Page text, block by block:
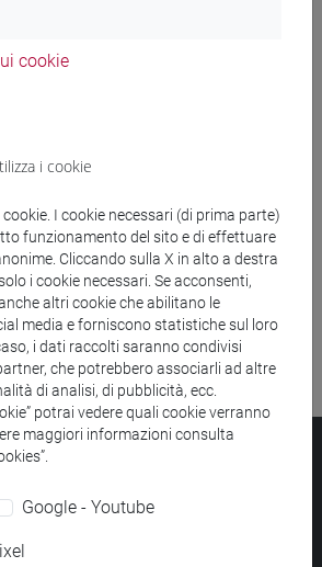
cookie
i cookie
I cookie necessari (di prima parte)
funzionamento del sito e di effettuare
Cliccando sulla X in alto a destra
i cookie necessari. Se acconsenti,
altri cookie che abilitano le
media e forniscono statistiche sul loro
i dati raccolti saranno condivisi
che potrebbero associarli ad altre
di analisi, di pubblicità, ecc.
potrai vedere quali cookie verranno
maggiori informazioni consulta
Google - Youtube